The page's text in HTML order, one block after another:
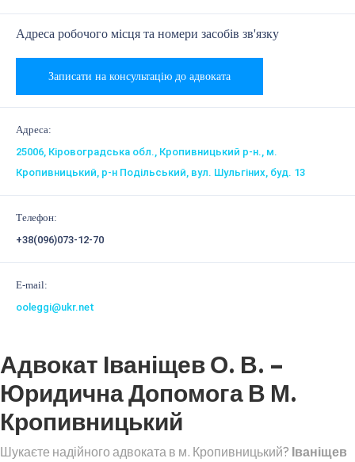
Адреса робочого місця та номери засобів зв'язку
Записати на консультацію до адвоката
Адреса:
25006, Кіровоградська обл., Кропивницький р-н., м.
Кропивницький, р-н Подільський, вул. Шульгіних, буд. 13
Телефон:
+38(096)073-12-70
E-mail:
ooleggi@ukr.net
Адвокат Іваніщев О. В. –
Юридична Допомога В М.
Кропивницький
Шукаєте надійного адвоката в м. Кропивницький? Іваніщев